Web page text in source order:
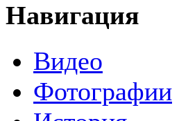
Навигация
Видео
Фотографии